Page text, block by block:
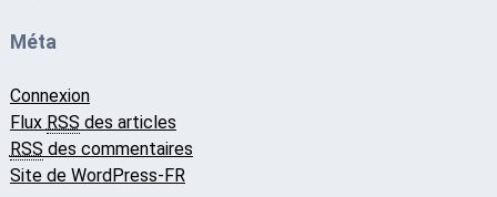
Méta
Connexion
Flux RSS des articles
RSS des commentaires
Site de WordPress-FR